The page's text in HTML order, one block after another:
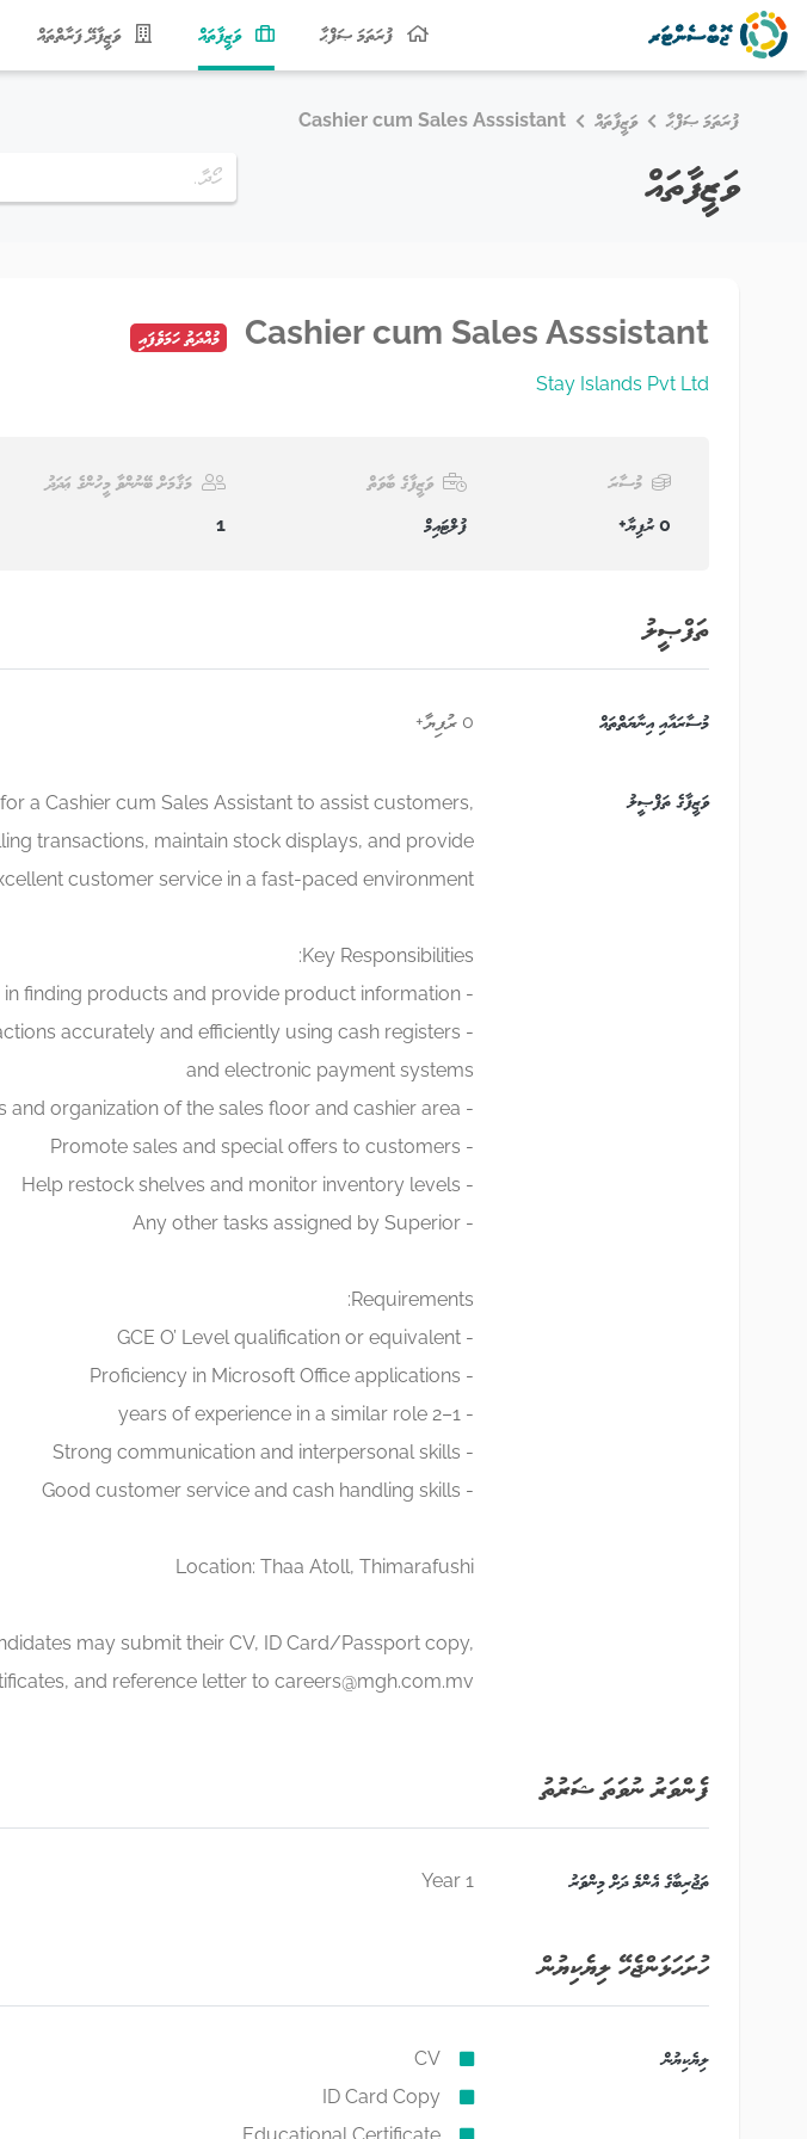
ފުރަތަމަ ޞަފްޙާ ވަޒީފާތައް
(current) ވަޒީފާދޭ ފަރާތްތައް
ފުރަތަމަ ޞަފްޙާ ވަޒީފާތައް Cashier cum Sales Asssistant
ވަޒީފާތައް
Cashier cum Sales Asssistant މުއްދަތު ހަމަވެފައި
Stay Islands Pvt Ltd
މުސާރަ
0 ރުފިޔާ+
ވަޒީފާގެ ބާވަތް
ފުލްޓައިމް
މަޤާމަށް ބޭނުންވާ މީހުންގެ ޢަދަދު
1
ތަފްޞީލު
މުސާރައާއި އިނާޔަތްތައް 0 ރުފިޔާ+
ވަޒީފާގެ ތަފްޞީލު
a Cashier cum Sales Assistant to assist customers,
transactions, maintain stock displays, and provide
customer service in a fast-paced environment.
Key Responsibilities:
- Assist customers in finding products and provide product information
accurately and efficiently using cash registers
and electronic payment systems
- Maintain cleanliness and organization of the sales floor and cashier area
- Promote sales and special offers to customers
- Help restock shelves and monitor inventory levels
- Any other tasks assigned by Superior
Requirements:
- GCE O’ Level qualification or equivalent
- Proficiency in Microsoft Office applications
- 1–2 years of experience in a similar role
- Strong communication and interpersonal skills
- Good customer service and cash handling skills
Location: Thaa Atoll, Thimarafushi
may submit their CV, ID Card/Passport copy,
and reference letter to careers@mgh.com.mv
ފެންވަރު ނުވަތަ ޝަރުތު
ތަޖުރިބާގެ އެންމެ ދަށް މިންވަރު 1 Year
ހުށަހަޅަންޖެހޭ ލިޔެކިޔުން
ލިޔެކިޔުން
CV
ID Card Copy